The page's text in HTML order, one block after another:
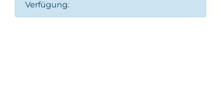
Verfügung.